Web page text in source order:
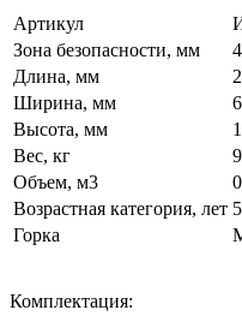
Артикул
Зона безопасности, мм
Длина, мм
Ширина, мм
Высота, мм
Вес, кг
Объем, м3
Возрастная категория, лет
Горка
Комплектация: